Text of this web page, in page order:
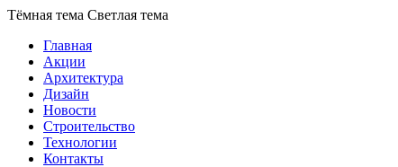
Тёмная тема Светлая тема
Главная
Акции
Архитектура
Дизайн
Новости
Строительство
Технологии
Контакты